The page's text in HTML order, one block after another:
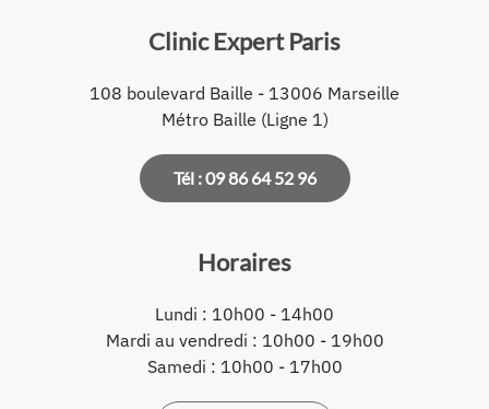
Clinic Expert Paris
108 boulevard Baille - 13006 Marseille
Métro Baille (Ligne 1)
Tél : 09 86 64 52 96
Horaires
Lundi : 10h00 - 14h00
Mardi au vendredi : 10h00 - 19h00
Samedi : 10h00 - 17h00